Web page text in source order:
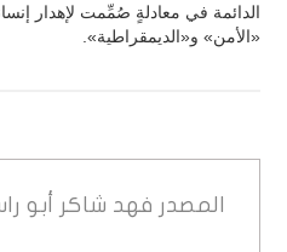
الدائمة في معادلةٍ صُمِّمت لإهدار
«الأمن» و«الديمقراطية».
المصدر فهد شاكر أبو